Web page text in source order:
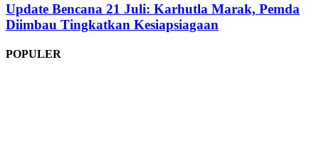
Update Bencana 21 Juli: Karhutla Marak, Pemda
Diimbau Tingkatkan Kesiapsiagaan
POPULER